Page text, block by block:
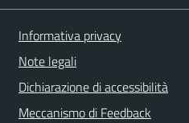
Informativa privacy
Note legali
Dichiarazione di accessibilità
Meccanismo di Feedback